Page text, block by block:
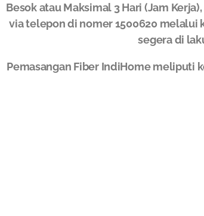
Besok atau Maksimal 3 Hari (Jam
via telepon di nomer 1500620 melalui
segera di
Pemasangan Fiber IndiHome meliputi